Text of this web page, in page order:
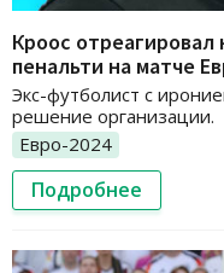
Кроос
пенальти на матче
Экс-футболист с
решение организации.
Евро-2024
Подробнее